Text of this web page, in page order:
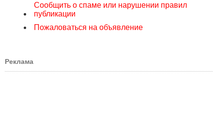
Сообщить о спаме или нарушении правил
публикации
Пожаловаться на объявление
Реклама